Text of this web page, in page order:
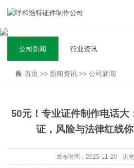
公司新闻 行业资讯
首页 >> 新闻资讯 >> 公司新闻
50元！专业证件制作电话大
证，风险与法律红线
发布时间：2025-11-20 浏